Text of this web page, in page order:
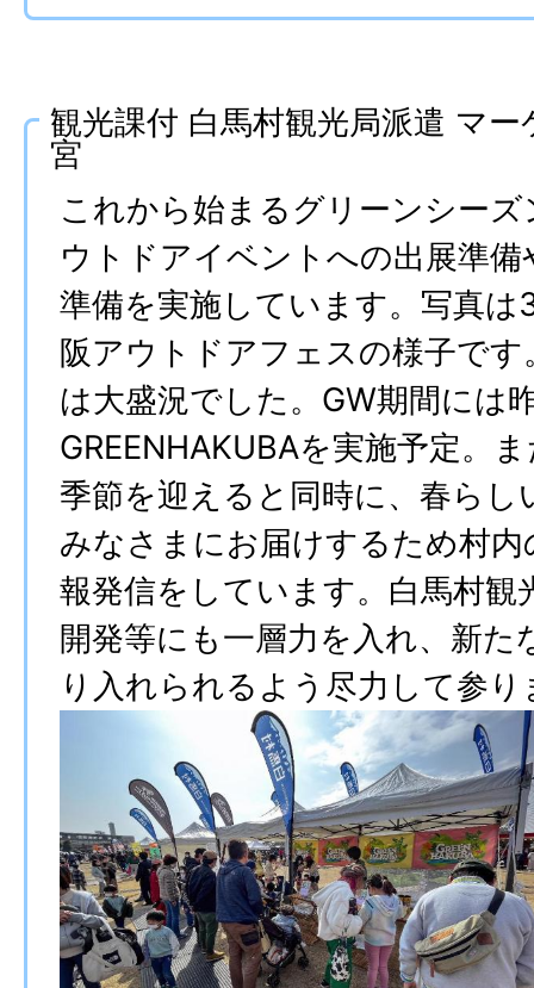
観光課付 白馬村観光局派遣 マ
宮
これから始まるグリーンシー
ウトドアイベントへの出展準
準備を実施しています。写真は
阪アウトドアフェスの様子で
は大盛況でした。GW期間には
GREENHAKUBAを実施予定。
季節を迎えると同時に、春らし
みなさまにお届けするため村内
報発信をしています。白馬村観
開発等にも一層力を入れ、新た
り入れられるよう尽力して参り